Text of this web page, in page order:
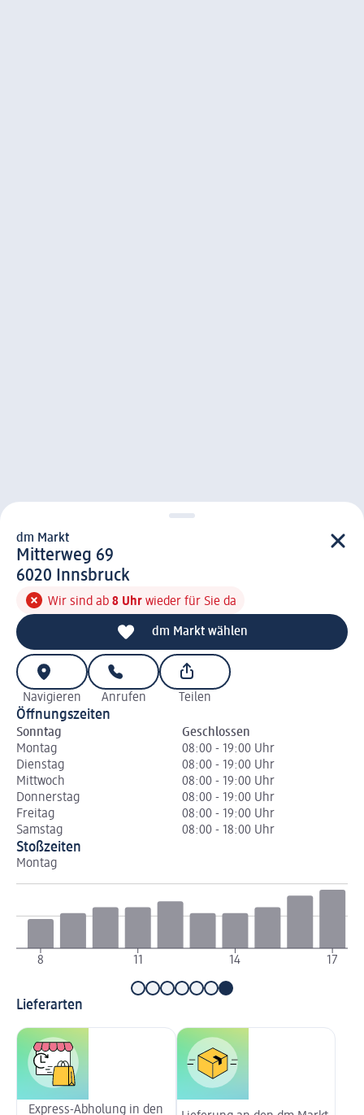
d m Markt
dm Markt
Mitterweg 69
6 0 2 0
6020 Innsbruck
Wir sind ab 8 Uhr wieder für Sie da
dm Markt wählen
Navigieren Anrufen Teilen
Öffnungszeiten
Sonntag
Geschlossen
Montag
08:00 - 19:00 Uhr
Dienstag
08:00 - 19:00 Uhr
Mittwoch
08:00 - 19:00 Uhr
Donnerstag
08:00 - 19:00 Uhr
Freitag
08:00 - 19:00 Uhr
Samstag
08:00 - 18:00 Uhr
Stoßzeiten
Montag
8 11 14 17
Lieferarten
Express-Abholung in den